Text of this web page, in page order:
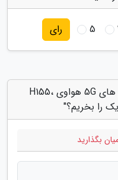
5 رای
دیدگاه های مرتبط با "تفاوت مودم های 5G هواوی H155،
بگذارید